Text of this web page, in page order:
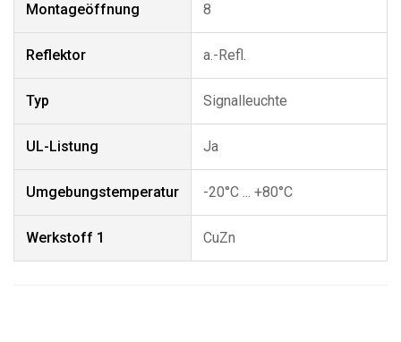
Montageöffnung 8
Reflektor a.-Refl.
Typ Signalleuchte
UL-Listung Ja
Umgebungstemperatur -20°C ... +80°C
Werkstoff 1 CuZn